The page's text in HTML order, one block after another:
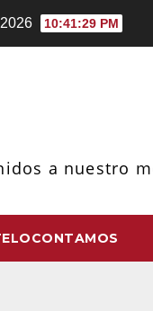
10:41:30 PM
a nuestro